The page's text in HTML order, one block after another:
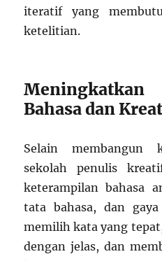
iteratif yang
ketelitian.
Bahasa dan
Selain membangun
sekolah penulis
keterampilan bahasa
tata bahasa, dan
memilih kata yang
dengan jelas, dan